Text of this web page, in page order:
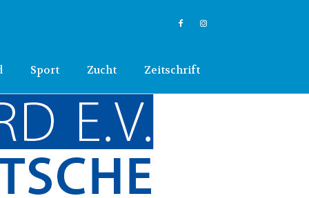
Sport Zucht Zeitschrift